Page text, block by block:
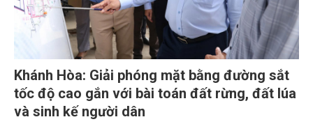
Khánh Hòa: Giải phóng mặt bằng đường sắt
tốc độ cao gắn với bài toán đất rừng, đất lúa
và sinh kế người dân